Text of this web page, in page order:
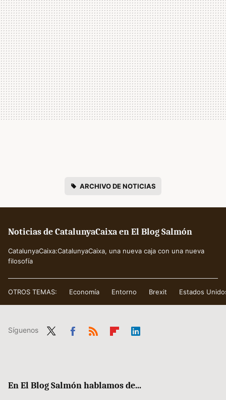
ARCHIVO DE NOTICIAS
Noticias de CatalunyaCaixa en El Blog Salmón
CatalunyaCaixa:CatalunyaCaixa, una nueva caja con una nueva
filosofía
OTROS TEMAS: Economía Entorno Brexit Estados
Síguenos
En El Blog Salmón hablamos de...